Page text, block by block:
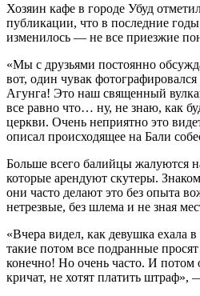
Хозяин кафе в городе Убуд
публикации, что в последние годы
изменилось — не все приезжие
«Мы с друзьями постоянно
вот, один чувак
Агунга! Это наш священный
все равно что… ну, не знаю, как
церкви. Очень неприятно это
описал происходящее на Бали
Больше всего балийцы жалуются
которые арендуют скутеры.
они часто делают это без опыта
нетрезвые, без шлема и не зная
«Вчера видел, как девушка ехала
такие потом все подранные
конечно! Но очень часто. И потом
кричат, не хотят платить штраф»,